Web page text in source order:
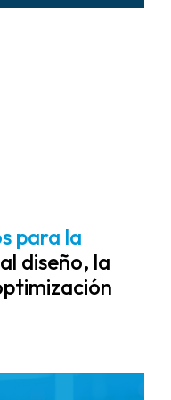
en la
para la
diseño, la